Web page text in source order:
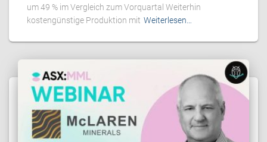
um 49 % im Vergleich zum Vorquartal Weiterhin
kostengünstige Produktion mit Weiterlesen…